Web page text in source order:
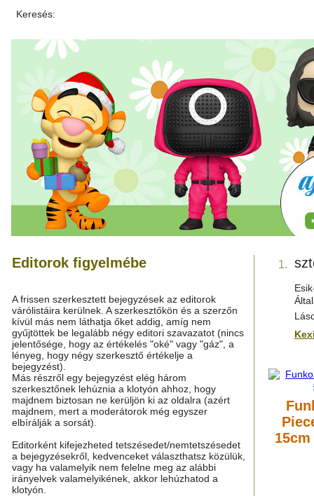
Keresés:
Editorok figyelmébe
A frissen szerkesztett bejegyzések az editorok
várólistáira kerülnek. A szerkesztőkön és a szerzőn
kívül más nem láthatja őket addig, amíg nem
gyűjtöttek be legalább négy editori szavazatot (nincs
jelentősége, hogy az értékelés "oké" vagy "gáz", a
lényeg, hogy négy szerkesztő értékelje a
bejegyzést).
Más részről egy bejegyzést elég három
szerkesztőnek lehúznia a klotyón ahhoz, hogy
majdnem biztosan ne kerüljön ki az oldalra (azért
majdnem, mert a moderátorok még egyszer
elbírálják a sorsát).
Editorként kifejezheted tetszésedet/nemtetszésedet
a bejegyzésekről, kedvenceket választhatsz közülük,
vagy ha valamelyik nem felelne meg az alábbi
irányelvek valamelyikének, akkor lehúzhatod a
klotyón.
1.